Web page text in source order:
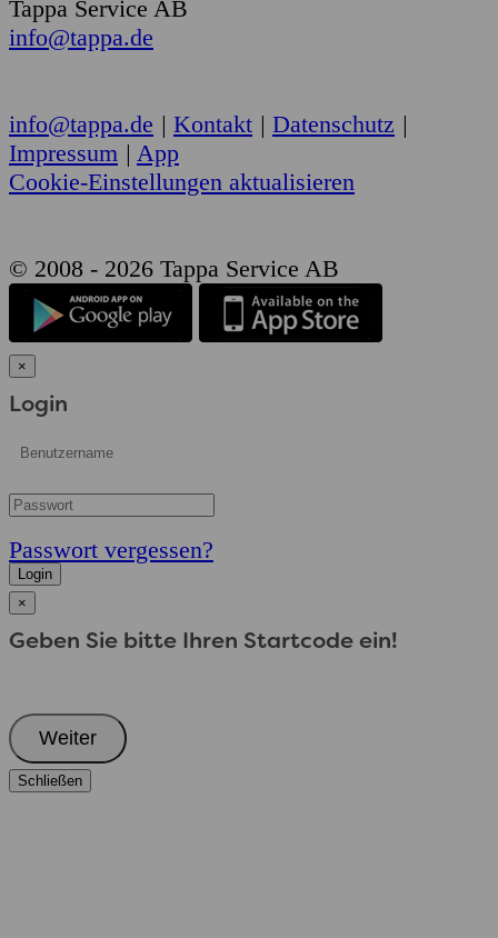
Tappa Service AB
info@tappa.de
info@tappa.de | Kontakt | Datenschutz |
Impressum | App
Cookie-Einstellungen aktualisieren
© 2008 - 2026 Tappa Service AB
×
Login
Passwort vergessen?
Login
×
Geben Sie bitte Ihren Startcode ein!
Weiter
Schließen